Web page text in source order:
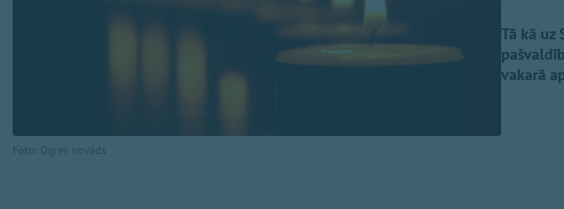
Foto: Ogres novads
Tā kā uz
vakarā